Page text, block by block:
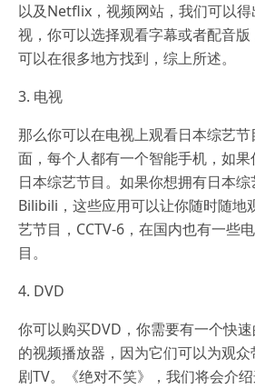
以及Netflix，视频网站，我们可以
视，你可以选择观看字幕或者配音
可以在很多地方找到，综上所述。
3. 电视
那么你可以在电视上观看日本综艺
面，每个人都有一个智能手机，如
日本综艺节目。如果你想拥有日本综
Bilibili，这些应用可以让你随时随地
艺节目，CCTV-6，在国内也有一些
目。
4. DVD
你可以购买DVD，你需要有一个快
的视频播放器，因为它们可以为观
剧TV。《绝对不笑》，我们将会介